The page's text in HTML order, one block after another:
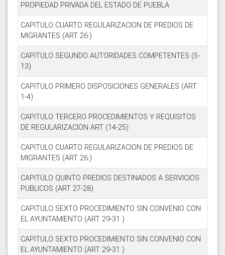
PROPIEDAD PRIVADA DEL ESTADO DE PUEBLA
CAPITULO CUARTO REGULARIZACION DE PREDIOS DE
MIGRANTES (ART 26.)
CAPITULO SEGUNDO AUTORIDADES COMPETENTES (5-
13)
CAPITULO PRIMERO DISPOSICIONES GENERALES (ART
1-4)
CAPITULO TERCERO PROCEDIMIENTOS Y REQUISITOS
DE REGULARIZACION ART (14-25)
CAPITULO CUARTO REGULARIZACION DE PREDIOS DE
MIGRANTES (ART 26.)
CAPITULO QUINTO PREDIOS DESTINADOS A SERVICIOS
PUBLICOS (ART 27-28)
CAPITULO SEXTO PROCEDIMIENTO SIN CONVENIO CON
EL AYUNTAMIENTO (ART 29-31 )
CAPITULO SEXTO PROCEDIMIENTO SIN CONVENIO CON
EL AYUNTAMIENTO (ART 29-31 )